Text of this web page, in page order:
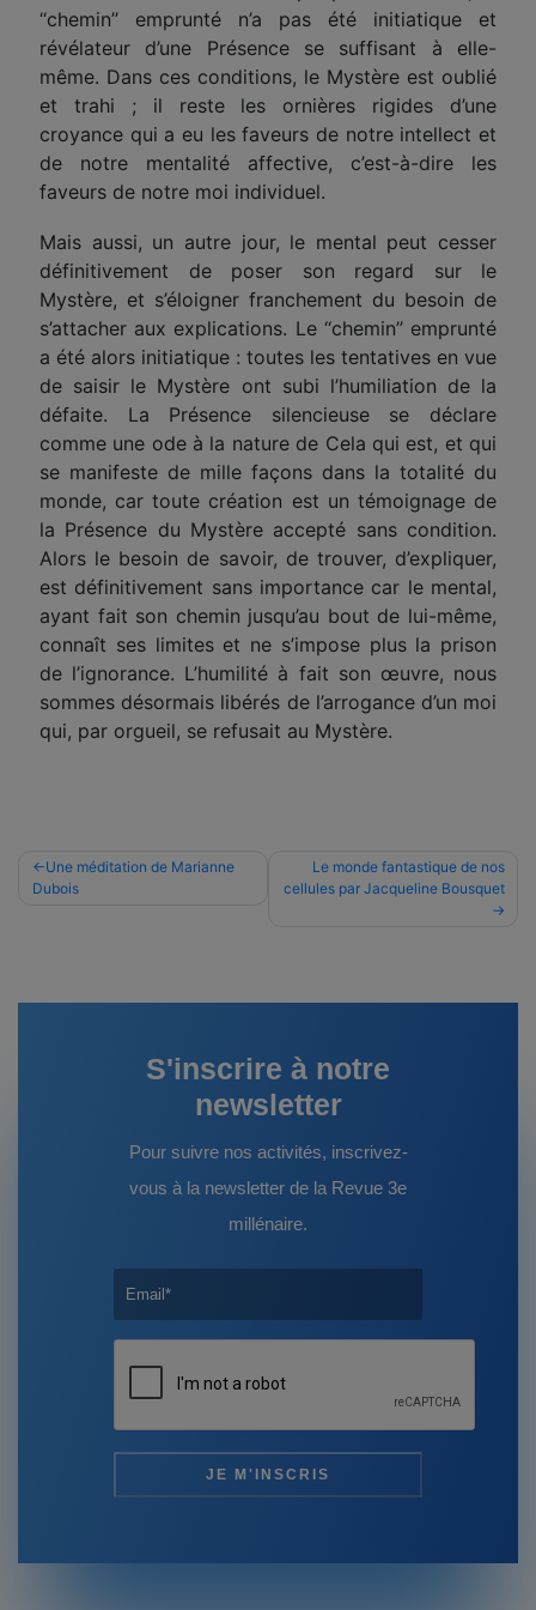
‘‘chemin’’ emprunté n’a pas été initiatique et
révélateur d’une Présence se suffisant à elle-
même. Dans ces conditions, le Mystère est oublié
et trahi ; il reste les ornières rigides d’une
croyance qui a eu les faveurs de notre intellect et
de notre mentalité affective, c’est-à-dire les
faveurs de notre moi individuel.
Mais aussi, un autre jour, le mental peut cesser
définitivement de poser son regard sur le
Mystère, et s’éloigner franchement du besoin de
s’attacher aux explications. Le ‘‘chemin’’ emprunté
a été alors initiatique : toutes les tentatives en vue
de saisir le Mystère ont subi l’humiliation de la
défaite. La Présence silencieuse se déclare
comme une ode à la nature de Cela qui est, et qui
se manifeste de mille façons dans la totalité du
monde, car toute création est un témoignage de
la Présence du Mystère accepté sans condition.
Alors le besoin de savoir, de trouver, d’expliquer,
est définitivement sans importance car le mental,
ayant fait son chemin jusqu’au bout de lui-même,
connaît ses limites et ne s’impose plus la prison
de l’ignorance. L’humilité à fait son œuvre, nous
sommes désormais libérés de l’arrogance d’un moi
qui, par orgueil, se refusait au Mystère.
Navigation
de
Une méditation de Marianne
Dubois
Le monde fantastique de nos
cellules par Jacqueline Bousquet
S'inscrire à notre
newsletter
Pour suivre nos activités, inscrivez-
vous à la newsletter de la Revue 3e
millénaire.